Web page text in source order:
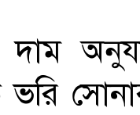
দাম
ভরি